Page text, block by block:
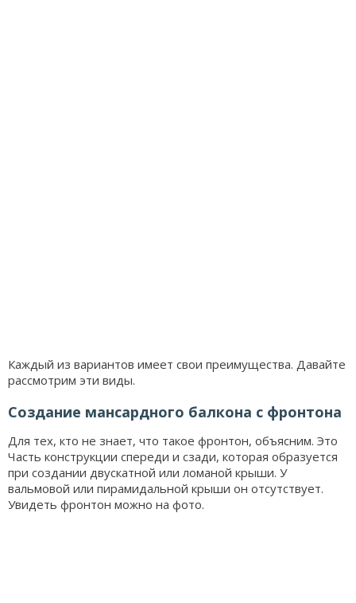
Каждый из вариантов имеет свои преимущества. Давайте
рассмотрим эти виды.
Создание мансардного балкона с фронтона
Для тех, кто не знает, что такое фронтон, объясним. Это
Часть конструкции спереди и сзади, которая образуется
при создании двускатной или ломаной крыши. У
вальмовой или пирамидальной крыши он отсутствует.
Увидеть фронтон можно на фото.